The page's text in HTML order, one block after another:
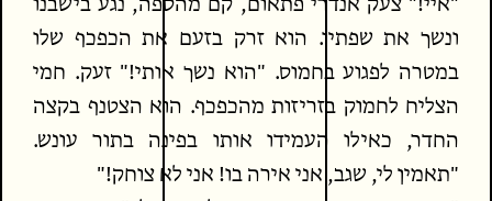
ונשך את שפתיו. הוא זרק בזעם את הכפכף שלו
במטרה לפגוע בחמוס. "הוא נשך אותי!" זעק. חמי
הצליח לחמוק בזריזות מהכפכף. הוא הצטנף בקצה
החדר, כאילו העמידו אותו בפינה בתור עונש.
"תאמין לי, שגב, אני אירה בו! אני לא צוחק!"